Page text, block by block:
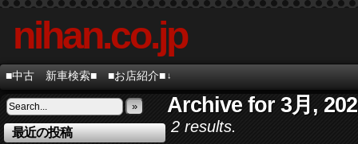
nihan.co.jp
■中古 新車検索■ ■お店紹介■ ↓
»
最近の投稿
Archive for 3月,
2 results.